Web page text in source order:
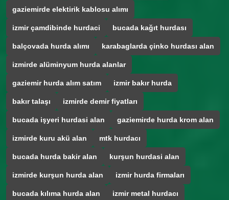
gaziemirde elektirik kablosu alımı
izmir çamdibinde hurdaci bucada kağıt hurdası
balçovada hurda alımı karabaglarda çinko hurdası alan
izmirde alüminyum hurda alanlar
gaziemir hurda alım satım izmir bakır hurda
bakır talaşı izmirde demir fiyatları
bucada işyeri hurdasi alan gaziemirde hurda krom alan
izmirde kuru akü alan mtk hurdacı
bucada hurda bakir alan kurşun hurdasi alan
izmirde kurşun hurda alan izmir hurda firmaları
bucada kılıma hurda alan izmir metal hurdacı